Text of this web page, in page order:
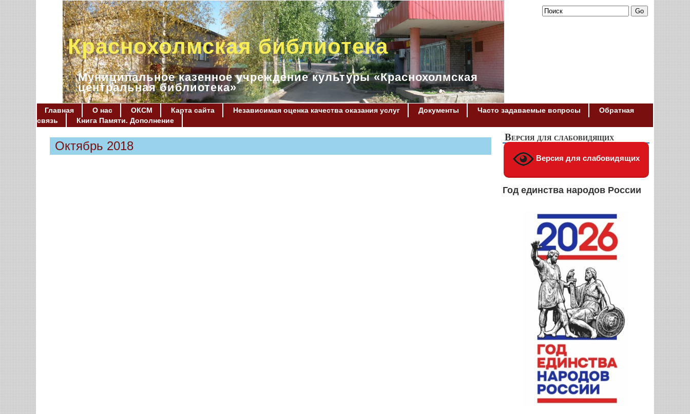
Краснохолмская библиотека
Муниципальное казенное учреждение культуры «Краснохолмская
центральная библиотека»
Главная О нас ОКСМ Карта сайта Независимая оценка качества оказания услуг Документы Часто задаваемые вопросы
Обратная
связь
Книга Памяти. Дополнение
Октябрь 2018
Версия для слабовидящих
Версия для слабовидящих
Год единства народов России